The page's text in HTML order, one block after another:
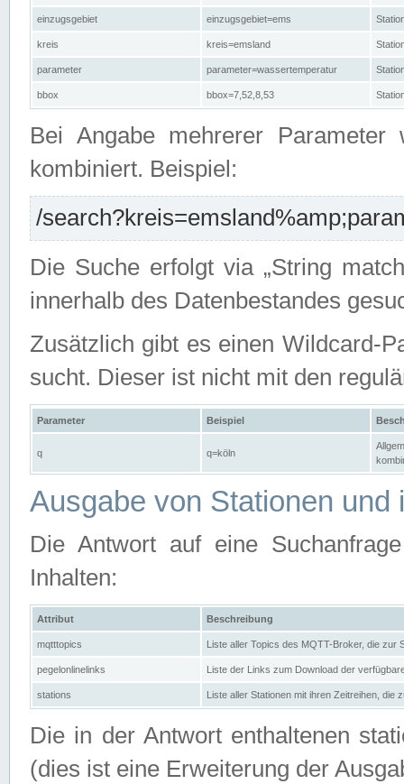
einzugsgebiet einzugsgebiet=ems
kreis kreis=emsland
parameter parameter=wassertemperatur
bbox bbox=7,52,8,53
Bei Angabe mehrerer Parameter
kombiniert. Beispiel:
/
Die Suche erfolgt via „String
innerhalb des Datenbestandes
Zusätzlich gibt es einen Wildcard-
sucht. Dieser ist nicht mit den
Parameter Beispiel
q q=köln
Ausgabe von Stationen und
Die Antwort auf eine
Inhalten:
Attribut Beschreibung
mqtttopics Liste aller Topics des MQTT-Broker, die zur
pegelonlinelinks Liste der Links zum Download der
stations Liste aller Stationen mit ihren Zeitreihen, die
Die in der Antwort enthaltenen
(dies ist eine Erweiterung der